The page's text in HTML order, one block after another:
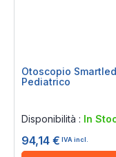
Otoscopio
Pediatrico
Disponibilità : In
94,14 € IVA incl.